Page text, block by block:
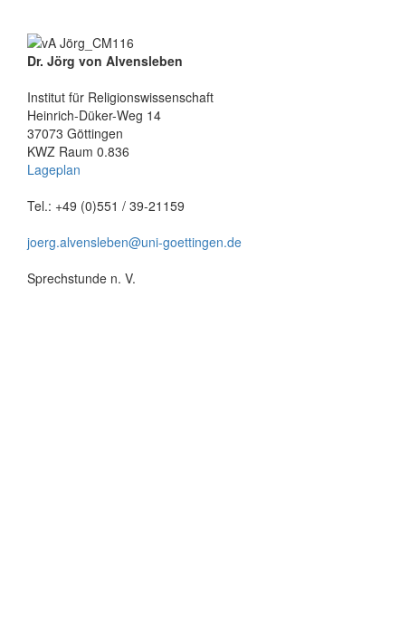
Dr. Jörg von Alvensleben
Institut für Religionswissenschaft
Heinrich-Düker-Weg 14
37073 Göttingen
KWZ Raum 0.836
Lageplan
Tel.: +49 (0)551 / 39-21159
joerg.alvensleben@uni-goettingen.de
Sprechstunde n. V.